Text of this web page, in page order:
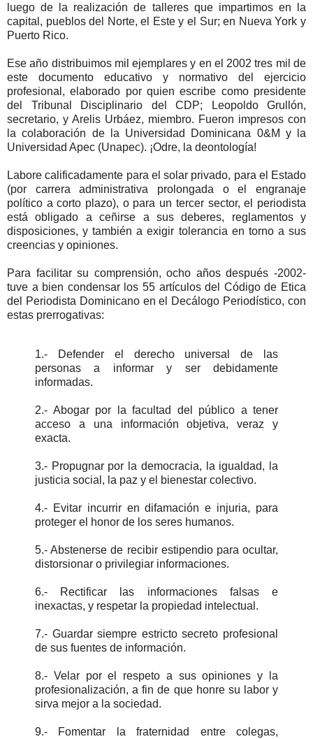
luego de la realización de talleres que impartimos en la
capital, pueblos del Norte, el Este y el Sur; en Nueva York y
Puerto Rico.
Ese año distribuimos mil ejemplares y en el 2002 tres mil de
este documento educativo y normativo del ejercicio
profesional, elaborado por quien escribe como presidente
del Tribunal Disciplinario del CDP; Leopoldo Grullón,
secretario, y Arelis Urbáez, miembro. Fueron impresos con
la colaboración de la Universidad Dominicana 0&M y la
Universidad Apec (Unapec). ¡Odre, la deontología!
Labore calificadamente para el solar privado, para el Estado
(por carrera administrativa prolongada o el engranaje
político a corto plazo), o para un tercer sector, el periodista
está obligado a ceñirse a sus deberes, reglamentos y
disposiciones, y también a exigir tolerancia en torno a sus
creencias y opiniones.
Para facilitar su comprensión, ocho años después -2002-
tuve a bien condensar los 55 artículos del Código de Etica
del Periodista Dominicano en el Decálogo Periodístico, con
estas prerrogativas:
1.- Defender el derecho universal de las
personas a informar y ser debidamente
informadas.
2.- Abogar por la facultad del público a tener
acceso a una información objetiva, veraz y
exacta.
3.- Propugnar por la democracia, la igualdad, la
justicia social, la paz y el bienestar colectivo.
4.- Evitar incurrir en difamación e injuria, para
proteger el honor de los seres humanos.
5.- Abstenerse de recibir estipendio para ocultar,
distorsionar o privilegiar informaciones.
6.- Rectificar las informaciones falsas e
inexactas, y respetar la propiedad intelectual.
7.- Guardar siempre estricto secreto profesional
de sus fuentes de información.
8.- Velar por el respeto a sus opiniones y la
profesionalización, a fin de que honre su labor y
sirva mejor a la sociedad.
9.- Fomentar la fraternidad entre colegas,